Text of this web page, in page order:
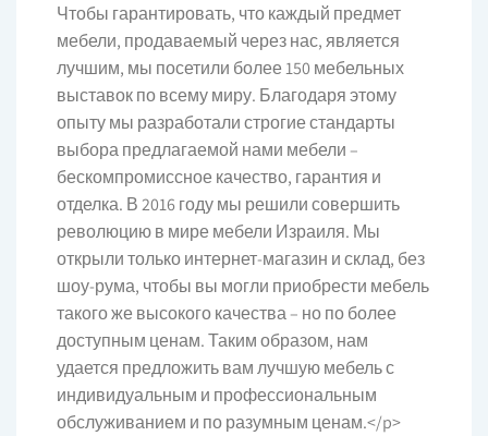
Чтобы гарантировать, что каждый предмет
мебели, продаваемый через нас, является
лучшим, мы посетили более 150 мебельных
выставок по всему миру. Благодаря этому
опыту мы разработали строгие стандарты
выбора предлагаемой нами мебели –
бескомпромиссное качество, гарантия и
отделка. В 2016 году мы решили совершить
революцию в мире мебели Израиля. Мы
открыли только интернет-магазин и склад, без
шоу-рума, чтобы вы могли приобрести мебель
такого же высокого качества – но по более
доступным ценам. Таким образом, нам
удается предложить вам лучшую мебель с
индивидуальным и профессиональным
обслуживанием и по разумным ценам.</p>